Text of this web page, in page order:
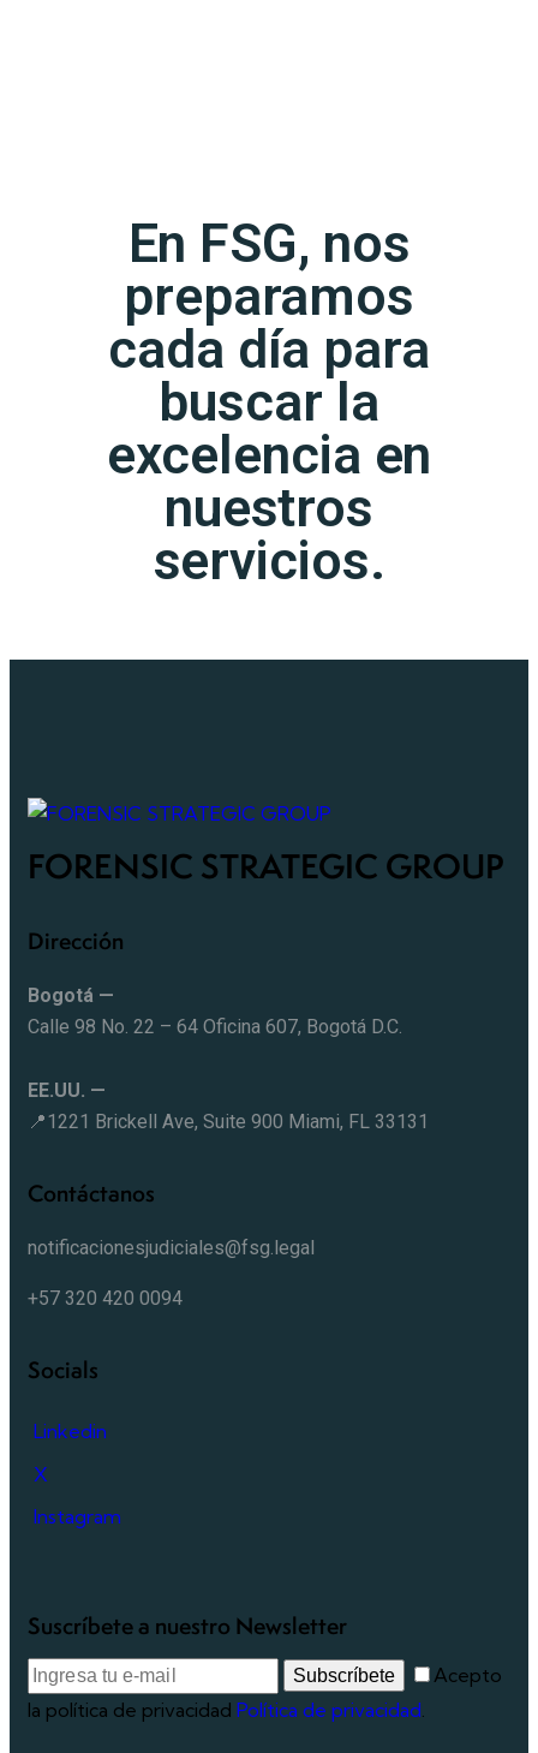
En FSG, nos
preparamos
cada día para
buscar la
excelencia en
nuestros
servicios.
FORENSIC STRATEGIC GROUP
Dirección
Bogotá —
Calle 98 No. 22 – 64 Oficina 607, Bogotá D.C.
EE.UU. —
📍1221 Brickell Ave, Suite 900 Miami, FL 33131
Contáctanos
notificacionesjudiciales@fsg.legal
+57 320 420 0094
Socials
Linkedin
X
Instagram
Suscríbete a nuestro Newsletter
Subscríbete
Acepto
la política de privacidad Política de privacidad.